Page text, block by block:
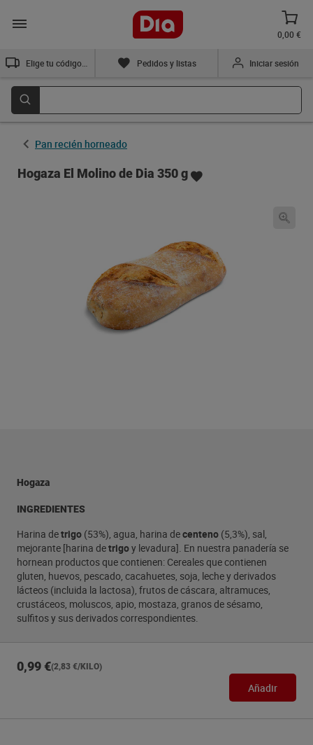
0,00 €
Pedidos y listas Iniciar sesión
Pan recién horneado
Hogaza El Molino de Dia 350 g
Hogaza
INGREDIENTES
Harina detrigo (53%), agua, harina decenteno (5,3%), sal,
mejorante [harina detrigoy levadura]. En nuestra panadería se
hornean productos que contienen: Cereales que contienen
gluten, huevos, pescado, cacahuetes, soja, leche y derivados
lácteos (incluida la lactosa), frutos de cáscara, altramuces,
crustáceos, moluscos, apio, mostaza, granos de sésamo,
sulfitos y sus derivados correspondientes.
0,99 €(2,83 €/KILO)
Añadir